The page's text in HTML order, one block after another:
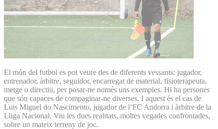
El món del futbol es pot veure des de diferents vessants: jugador,
entrenador, àrbitre, seguidor, encarregat de material, fisioterapeuta,
metge o directiu, per posar-ne només uns exemples. Hi ha persones
que són capaces de compaginar-ne diverses. I aquest és el cas de
Luis Miguel do Nascimento, jugador de l’FC Andorra i àrbitre de la
Lliga Nacional. Viu les dues realitats, moltes vegades confrontades,
sobre un mateix terreny de joc.